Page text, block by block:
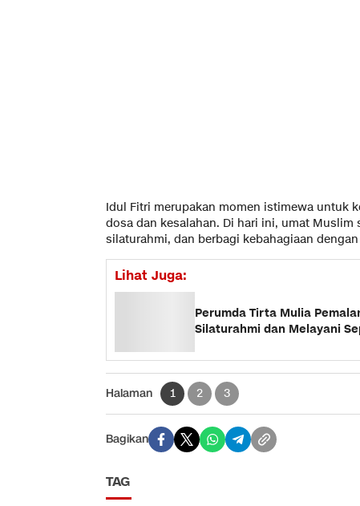
Idul Fitri merupakan momen istimewa untuk
dosa dan kesalahan. Di hari ini, umat Muslim
silaturahmi, dan berbagi kebahagiaan
Lihat Juga:
Perumda Tirta Mulia
Silaturahmi dan Melayani
Halaman 1 2 3
Bagikan
TAG